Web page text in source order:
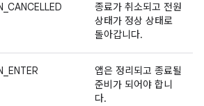
종료가 취소되고 전원
상태가 정상 상태로
돌아갑니다.
앱은 정리되고 종료될
준비가 되어야 합니
다.